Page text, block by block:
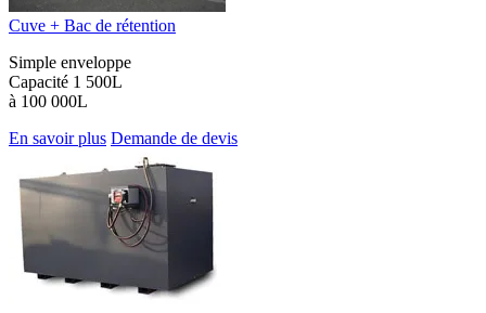
Cuve + Bac de rétention
Simple enveloppe
Capacité 1 500L
à 100 000L
En savoir plus Demande de devis